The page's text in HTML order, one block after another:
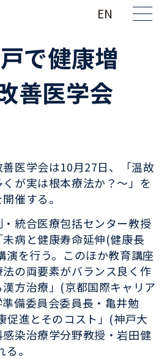
EN
で健康増
善医学会
医学会は10月27日、「温故
が実は根本療法か？～」を
催する。
統合医療包括センター教授
病と健康寿命延伸(健康長
演を行う。このほか教育講座
法の両要素がバランス良く作
方治療」(京都国際キャリア
備委員会委員長・亀井勉
促進とそのコスト」(神戸大
染治療学分野教授・岩田健
。